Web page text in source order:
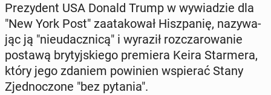
Pre­zy­dent USA Donald Trump w wy­wia­dzie dla
"New York Post" za­ata­ko­wał Hisz­pa­nię, na­zy­wa­
jąc ją "nie­udacz­ni­cą" i wyraził roz­cza­ro­wa­nie
postawą bry­tyj­skie­go pre­mie­ra Keira Star­me­ra,
który jego zdaniem po­wi­nien wspie­rać Stany
Zjed­no­czo­ne "bez pytania".